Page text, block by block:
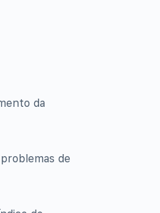
da
de